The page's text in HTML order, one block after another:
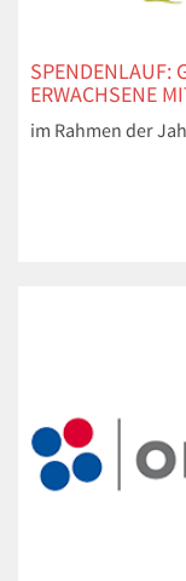
SPENDENLAUF:
ERWACHSENE
im Rahmen der